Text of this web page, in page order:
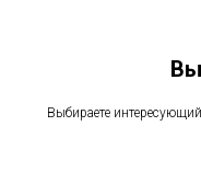
Выбираете